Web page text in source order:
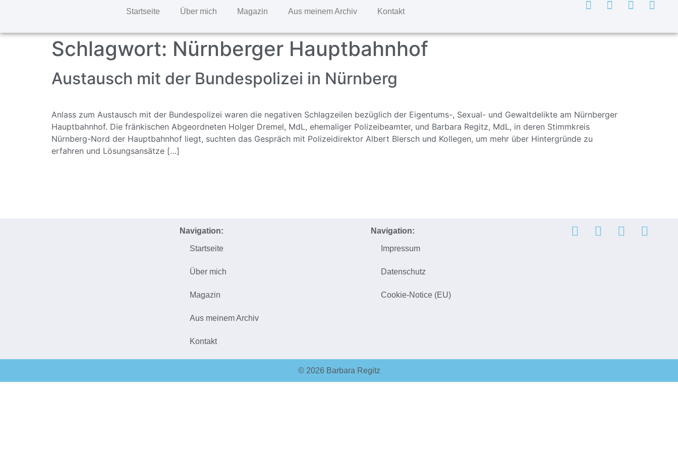
Startseite Über mich Magazin Aus meinem Archiv Kontakt
Schlagwort: Nürnberger Hauptbahnhof
Austausch mit der Bundespolizei in Nürnberg
Anlass zum Austausch mit der Bundespolizei waren die negativen Schlagzeilen bezüglich der Eigentums-, Sexual- und Gewaltdelikte am Nürnberger
Hauptbahnhof. Die fränkischen Abgeordneten Holger Dremel, MdL, ehemaliger Polizeibeamter, und Barbara Regitz, MdL, in deren Stimmkreis
Nürnberg-Nord der Hauptbahnhof liegt, suchten das Gespräch mit Polizeidirektor Albert Blersch und Kollegen, um mehr über Hintergründe zu
erfahren und Lösungsansätze […]
Navigation:
Startseite
Über mich
Magazin
Aus meinem Archiv
Kontakt
Navigation:
Impressum
Datenschutz
Cookie-Notice (EU)
© 2026 Barbara Regitz